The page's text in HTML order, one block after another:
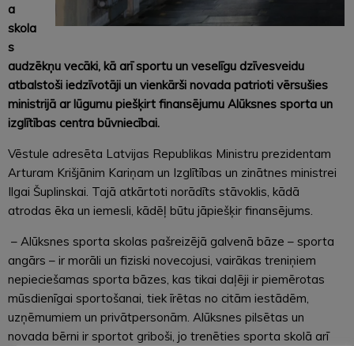
a
skola
s
audzēkņu vecāki, kā arī sportu un veselīgu dzīvesveidu
atbalstoši iedzīvotāji un vienkārši novada patrioti vērsušies
ministrijā ar lūgumu piešķirt finansējumu Alūksnes sporta un
izglītības centra būvniecībai.
Vēstule adresēta Latvijas Republikas Ministru prezidentam
Arturam Krišjānim Kariņam un Izglītības un zinātnes ministrei
Ilgai Šuplinskai. Tajā atkārtoti norādīts stāvoklis, kādā
atrodas ēka un iemesli, kādēļ būtu jāpiešķir finansējums.
– Alūksnes sporta skolas pašreizējā galvenā bāze – sporta
angārs – ir morāli un fiziski novecojusi, vairākas treniņiem
nepieciešamas sporta bāzes, kas tikai daļēji ir piemērotas
mūsdienīgai sportošanai, tiek īrētas no citām iestādēm,
uzņēmumiem un privātpersonām. Alūksnes pilsētas un
novada bērni ir sportot griboši, jo trenēties sporta skolā arī